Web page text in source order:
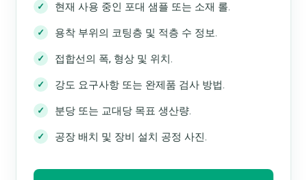
현재 사용 중인 포대 샘플 또는 소재 롤.
용착 부위의 코팅층 및 적층 수 정보.
접합선의 폭, 형상 및 위치.
강도 요구사항 또는 완제품 검사 방법.
분당 또는 교대당 목표 생산량.
공장 배치 및 장비 설치 공정 사진.